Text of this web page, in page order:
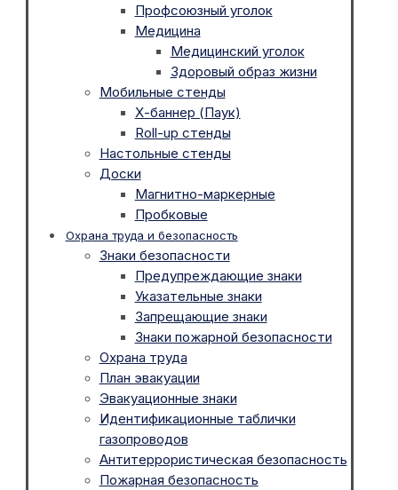
Профсоюзный уголок
Медицина
Медицинский уголок
Здоровый образ жизни
Мобильные стенды
Х-баннер (Паук)
Roll-up стенды
Настольные стенды
Доски
Магнитно-маркерные
Пробковые
Охрана труда и безопасность
Знаки безопасности
Предупреждающие знаки
Указательные знаки
Запрещающие знаки
Знаки пожарной безопасности
Охрана труда
План эвакуации
Эвакуационные знаки
Идентификационные таблички
газопроводов
Антитеррористическая безопасность
Пожарная безопасность